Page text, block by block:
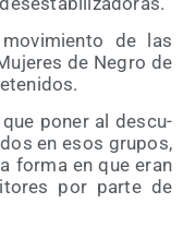
de las
de Negro de
poner al des­cu­
en esos gru­pos,
for­ma en que eran
por par­te de